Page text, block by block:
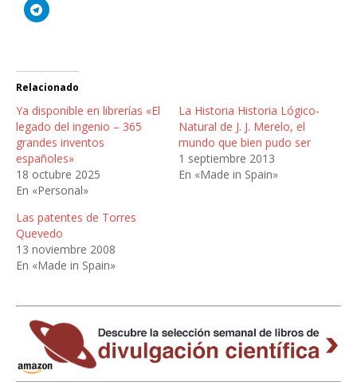
Relacionado
Ya disponible en librerías «El
legado del ingenio – 365
grandes inventos
españoles»
18 octubre 2025
En «Personal»
La Historia Historia Lógico-
Natural de J. J. Merelo, el
mundo que bien pudo ser
1 septiembre 2013
En «Made in Spain»
Las patentes de Torres
Quevedo
13 noviembre 2008
En «Made in Spain»